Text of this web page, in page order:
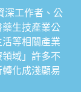
深工作者、公
生技產業公
等相關產業
域」許多不
化成淺顯易